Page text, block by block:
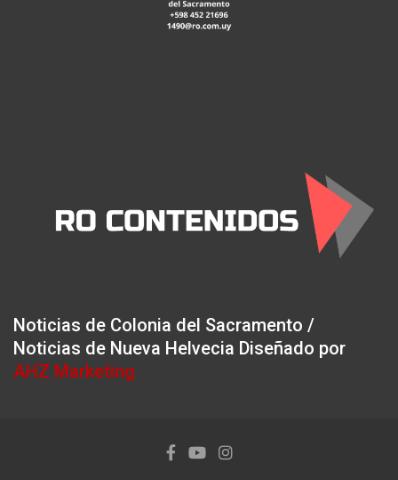
Noticias de Colonia del Sacramento /
Noticias de Nueva Helvecia Diseñado por
AHZ Marketing